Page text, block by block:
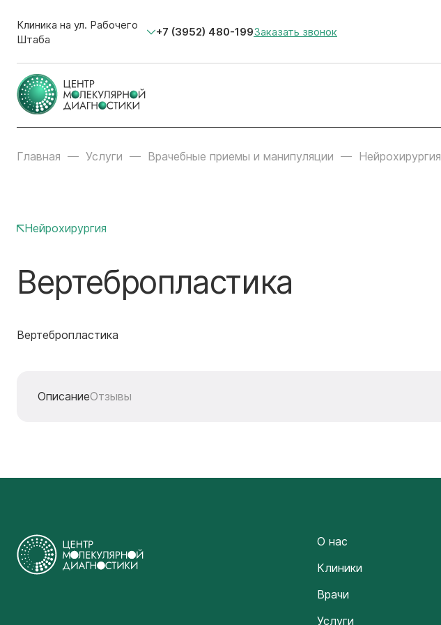
Клиника на ул. Рабочего
Штаба
+7 (3952) 480-199Заказать звонок
Главная Услуги Врачебные приемы и манипуляции Нейрохирургия
Нейрохирургия
Вертебропластика
Вертебропластика
ОписаниеОтзывы
О нас
Клиники
Врачи
Услуги